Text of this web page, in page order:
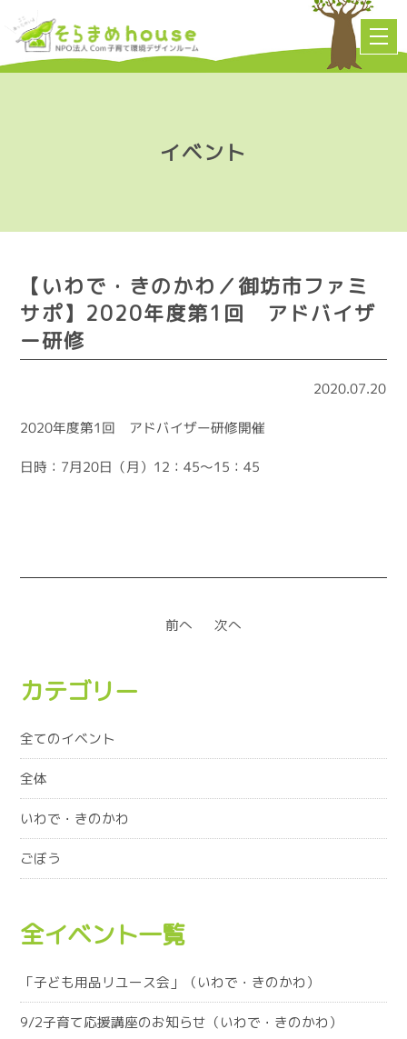
イベント
【いわで・きのかわ／御坊市ファミ
サポ】2020年度第1回 アドバイザ
ー研修
2020.07.20
2020年度第1回 アドバイザー研修開催
日時：7月20日（月）12：45～15：45
前へ 次へ
カテゴリー
全てのイベント
全体
いわで・きのかわ
ごぼう
全イベント一覧
「子ども用品リユース会」（いわで・きのかわ）
9/2子育て応援講座のお知らせ（いわで・きのかわ）